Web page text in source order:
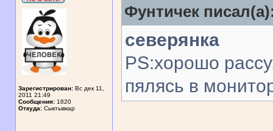
Зарегистрирован: Вс дек 11,
2011 21:49
Сообщения: 1820
Откуда: Сыктывкар
Фунтичек
северянка
PS:хорошо
пялясь в